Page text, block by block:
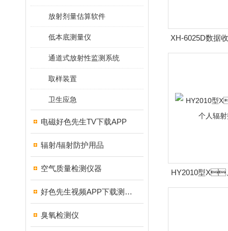
放射剂量估算软件
低本底测量仪
通道式放射性监测系统
取样装置
卫生应急
电磁好色先生TV下载APP
辐射/辐射防护用品
空气质量检测仪器
好色先生视频APP下载测试仪
臭氧检测仪
XH-6025D数据
量估算软件)
HY2010型X
警